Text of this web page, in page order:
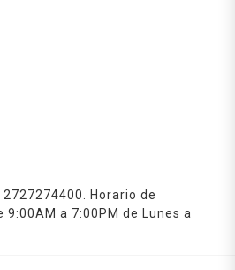
Horario de
9:00AM a 7:00PM de Lunes a